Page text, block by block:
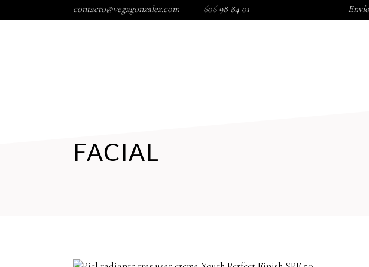
contacto@vegagonzalez.com 606 98 84 01
FACIAL